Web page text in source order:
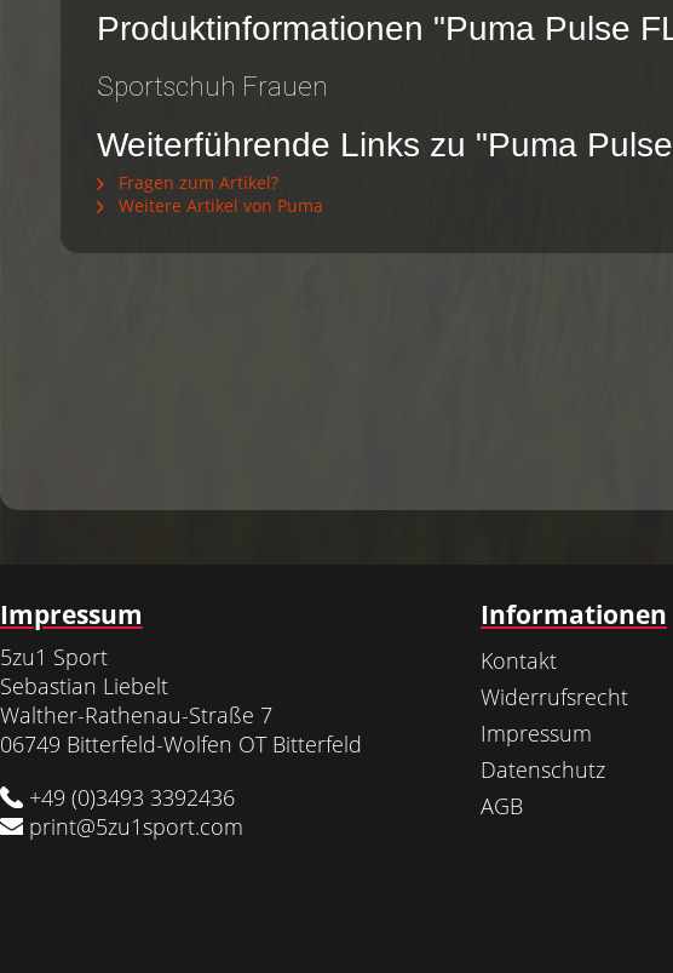
Produktinformationen "Puma Pulse
Sportschuh Frauen
Weiterführende Links zu "Puma
Fragen zum Artikel?
Weitere Artikel von Puma
Impressum
5zu1 Sport
Sebastian Liebelt
Walther-Rathenau-Straße 7
06749 Bitterfeld-Wolfen OT Bitterfeld
+49 (0)3493 3392436
print@5zu1sport.com
Informationen
Kontakt
Widerrufsrecht
Impressum
Datenschutz
AGB